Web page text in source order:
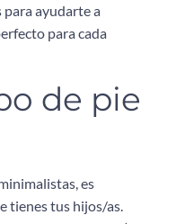
ayudarte a
para cada
de pie
es
tienes tus hijos/as.